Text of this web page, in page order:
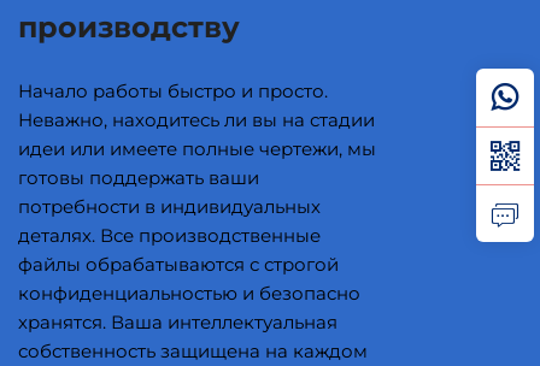
производству
Начало работы быстро и просто.
Неважно, находитесь ли вы на стадии
идеи или имеете полные чертежи, мы
готовы поддержать ваши
потребности в индивидуальных
деталях. Все производственные
файлы обрабатываются с строгой
конфиденциальностью и безопасно
хранятся. Ваша интеллектуальная
собственность защищена на каждом